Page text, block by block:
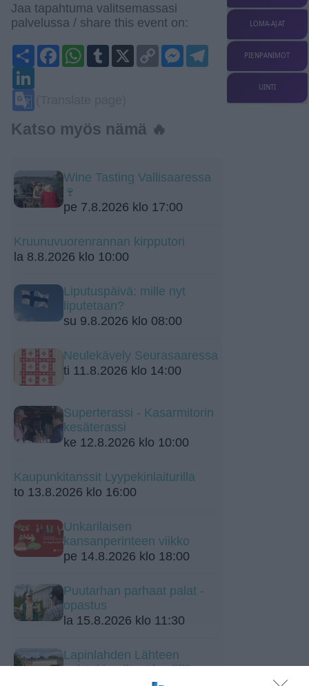
Jaa tapahtuma valitsemassasi
palvelussa / share this event on:
ShareFacebookWhatsApp
Tumblr
X
Copy
Link
MessengerTelegram
Katso myös nämä 🔥
Wine Tasting Vallisaaressa
🍷
pe 7.8.2026 klo 17:00
Kruunuvuorenrannan kirpputori
la 8.8.2026 klo 10:00
Liputuspäivä: mille nyt
liputetaan?
su 9.8.2026 klo 08:00
Neulekävely Seurasaaressa
ti 11.8.2026 klo 14:00
Superterassi - Kasarmitorin
kesäterassi
ke 12.8.2026 klo 10:00
Kaupunkitanssit Lyypekinlaiturilla
to 13.8.2026 klo 16:00
Unkarilaisen
kansanperinteen viikko
pe 14.8.2026 klo 18:00
Puutarhan parhaat palat -
opastus
la 15.8.2026 klo 11:30
Lapinlahden Lähteen
puistokirppikset kesällä
LOMA-AJAT
PIENPANIMOT
UINTI